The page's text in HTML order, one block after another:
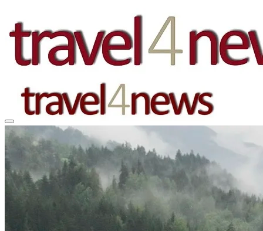
FINNLAND